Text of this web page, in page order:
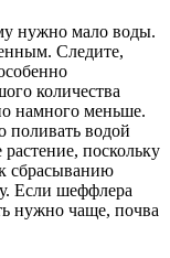
нужно мало воды.
Следите,
количества
намного меньше.
поливать водой
поскольку
сбрасыванию
Если шеффлера
нужно чаще, почва